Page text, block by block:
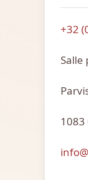
+32
Salle
1083